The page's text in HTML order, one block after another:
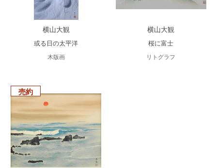
横山大観
或る日の太平洋
木版画
横山大観
桜に富士
リトグラフ
売約